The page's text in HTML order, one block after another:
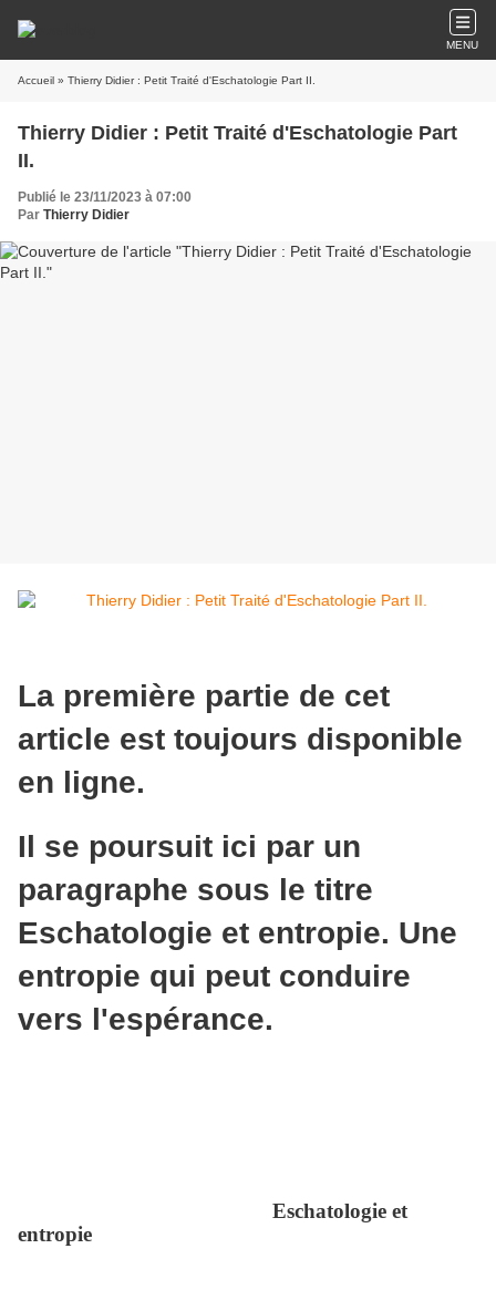
MENU
Accueil » Thierry Didier : Petit Traité d'Eschatologie Part II.
Thierry Didier : Petit Traité d'Eschatologie Part
II.
Publié le 23/11/2023 à 07:00
Par Thierry Didier
La première partie de cet
article est toujours disponible
en ligne.
Il se poursuit ici par un
paragraphe sous le titre
Eschatologie et entropie. Une
entropie qui peut conduire
vers l'espérance.
Eschatologie et
entropie